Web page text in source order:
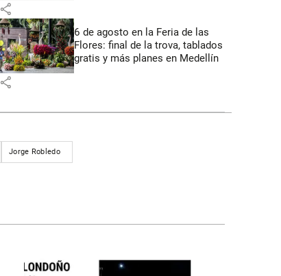
share
6 de agosto en la Feria de las
Flores: final de la trova, tablados
gratis y más planes en Medellín
share
Jorge Robledo